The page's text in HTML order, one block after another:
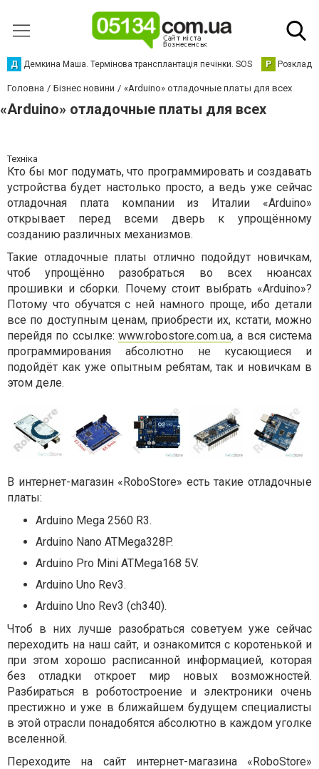
Д Демкина Маша. Термінова трансплантація печінки. SOS Р Розклад
Головна Бізнес новини «Arduino» отладочные платы для всех
«Arduino» отладочные платы для всех
Техніка
Кто бы мог подумать, что программировать и создавать
устройства будет настолько просто, а ведь уже сейчас
отладочная плата компании из Италии «Arduino»
открывает перед всеми дверь к упрощённому
созданию различных механизмов.
Такие отладочные платы отлично подойдут новичкам,
чтоб упрощённо разобраться во всех нюансах
прошивки и сборки. Почему стоит выбрать «Arduino»?
Потому что обучатся с ней намного проще, ибо детали
все по доступным ценам, приобрести их, кстати, можно
перейдя по ссылке: www.robostore.com.ua, а вся система
программирования абсолютно не кусающиеся и
подойдёт как уже опытным ребятам, так и новичкам в
этом деле.
В интернет-магазин «RoboStore» есть такие отладочные
платы:
Arduino Mega 2560 R3.
Arduino Nano ATMega328P.
Arduino Pro Mini ATMega168 5V.
Arduino Uno Rev3.
Arduino Uno Rev3 (ch340).
Чтоб в них лучше разобраться советуем уже сейчас
переходить на наш сайт, и ознакомится с коротенькой и
при этом хорошо расписанной информацией, которая
без отладки откроет мир новых возможностей.
Разбираться в роботостроение и электроники очень
престижно и уже в ближайшем будущем специалисты
в этой отрасли понадобятся абсолютно в каждом уголке
вселенной.
Переходите на сайт интернет-магазина «RoboStore»